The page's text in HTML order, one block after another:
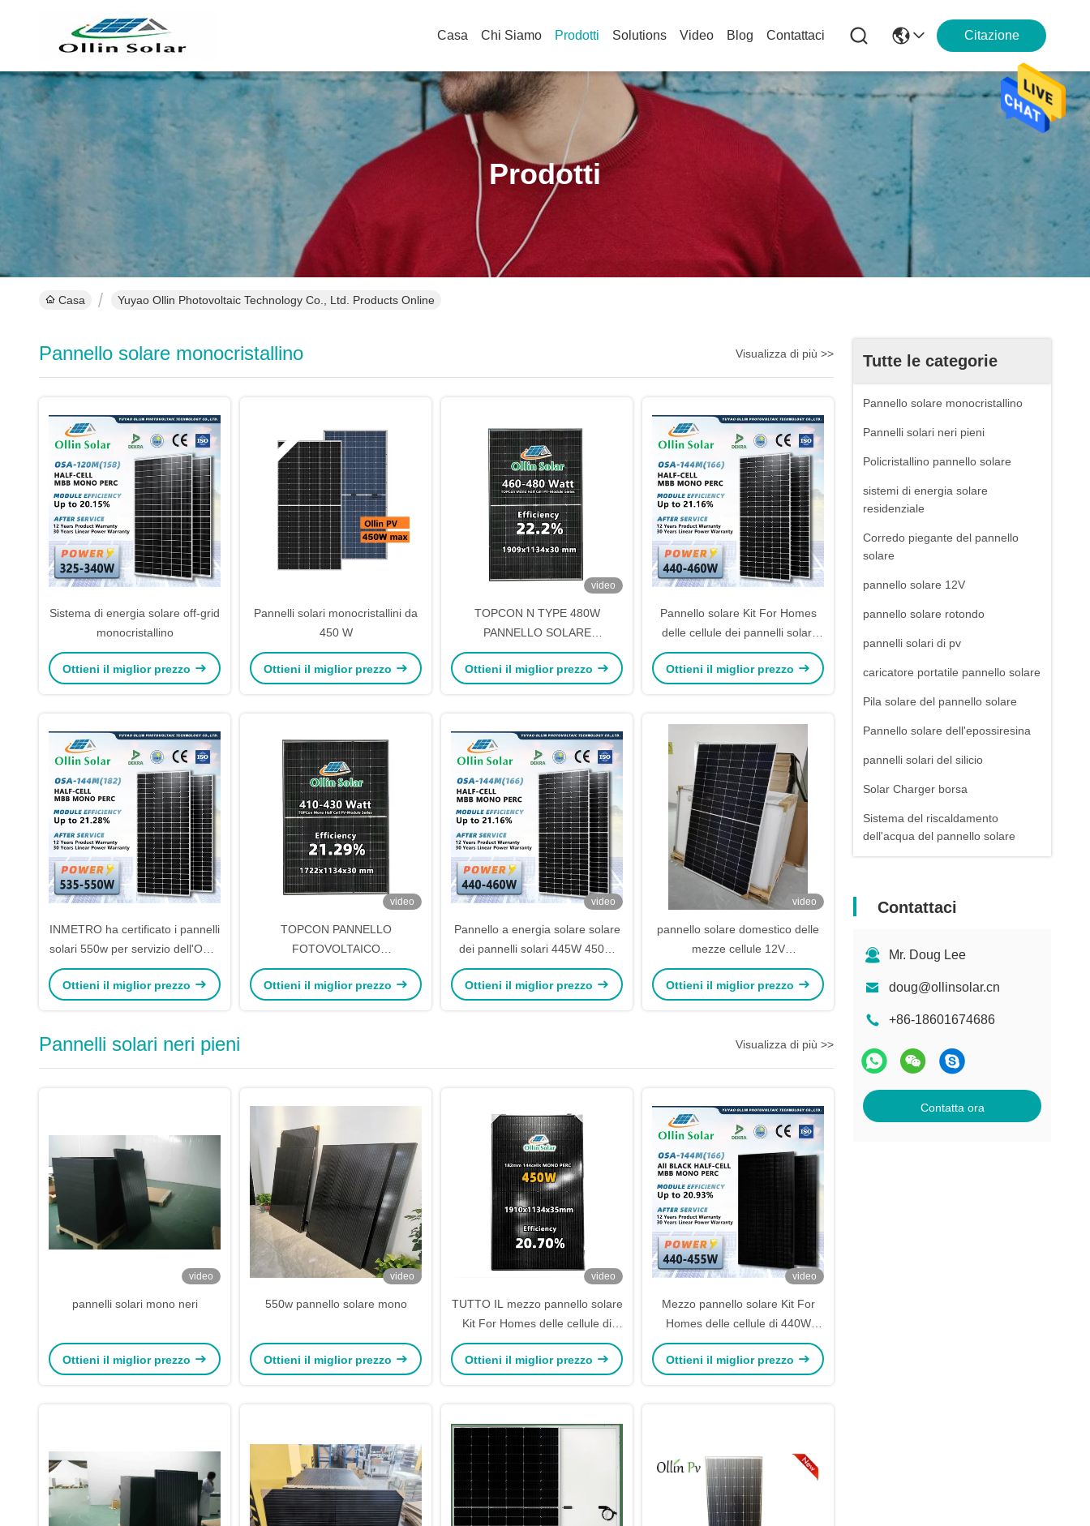
Casa Chi Siamo Prodotti Solutions Video Blog Contattaci Citazione
Prodotti
Casa Yuyao Ollin Photovoltaic Technology Co., Ltd. Products Online
Tutte le categorie
Pannello solare monocristallino
Pannelli solari neri pieni
Policristallino pannello solare
sistemi di energia solare
residenziale
Corredo piegante del pannello
solare
pannello solare 12V
pannello solare rotondo
pannelli solari di pv
caricatore portatile pannello solare
Pila solare del pannello solare
Pannello solare dell'epossiresina
pannelli solari del silicio
Solar Charger borsa
Sistema del riscaldamento
dell'acqua del pannello solare
Contattaci
Mr. Doug Lee
doug@ollinsolar.cn
+86-18601674686
Contatta ora
Pannello solare monocristallino Visualizza di più >>
Sistema di energia solare off-grid
monocristallino
Ottieni il miglior prezzo
Pannelli solari monocristallini da
450 W
Ottieni il miglior prezzo
video
TOPCON N TYPE 480W
PANNELLO SOLARE
MONOCRISTALLINO TIPO N
Ottieni il miglior prezzo
Pannello solare Kit For Homes
delle cellule dei pannelli solari
monocristallini del pannello
solare di alta efficienza 450W
Ottieni il miglior prezzo
INMETRO ha certificato i pannelli
solari 550w per servizio dell'OEM
del mercato di Brazillian
disponibile
Ottieni il miglior prezzo
video
TOPCON PANNELLO
FOTOVOLTAICO
MONOCRISTALLINO TIPO N
SEMICELLULA DA 420W TIPO N
Ottieni il miglior prezzo
video
Pannello a energia solare solare
dei pannelli solari 445W 450W
455W 460W delle cellule di
OLLIN mezzo
Ottieni il miglior prezzo
video
pannello solare domestico delle
mezze cellule 12V
mono/commerciale 440W 450W
460W 470W del modulo di PV
Ottieni il miglior prezzo
Pannelli solari neri pieni Visualizza di più >>
video
pannelli solari mono neri
Ottieni il miglior prezzo
video
550w pannello solare mono
Ottieni il miglior prezzo
video
TUTTO IL mezzo pannello solare
Kit For Homes delle cellule di
440W 445W 450W 455W 460W
dei pannelli solari monocristallini
Ottieni il miglior prezzo
video
Mezzo pannello solare Kit For
Homes delle cellule di 440W
445W 450W 455W 460W dei
pannelli solari monocristallini neri
Ottieni il miglior prezzo